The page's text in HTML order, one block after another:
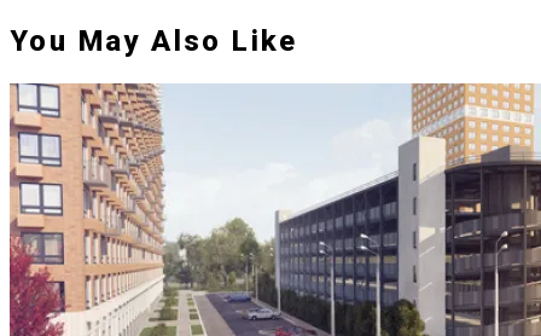
You May Also Like